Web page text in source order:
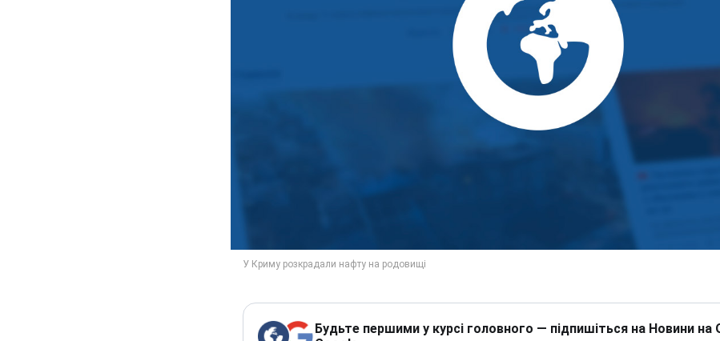
Будьте першими у курсі головного — підпишіться на Новини на